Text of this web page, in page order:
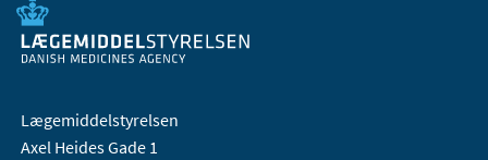
Lægemiddelstyrelsen
Axel Heides Gade 1